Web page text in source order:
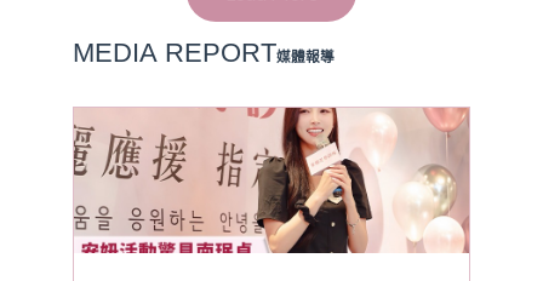
MEDIA REPORT媒體報導